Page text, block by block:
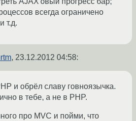
всегда ограничено
т.д.
, 23.12.2012 04:58:
и обрёл славу говноязычка.
в тебе, а не в PHP.
про MVC и пойми, что